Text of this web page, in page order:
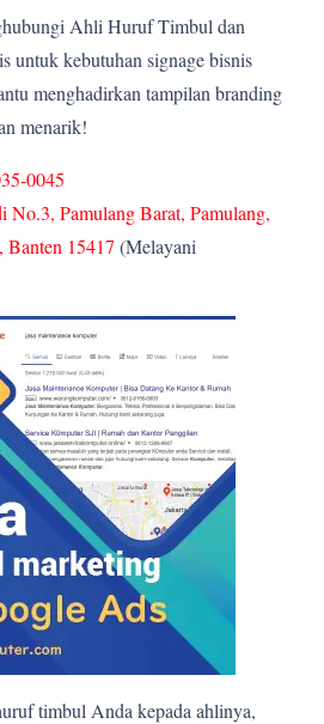
Ahli Huruf Timbul dan
untuk kebutuhan signage bisnis
menghadirkan tampilan branding
menarik!
0045
No.3, Pamulang Barat, Pamulang,
Banten 15417 (Melayani
timbul Anda kepada ahlinya,